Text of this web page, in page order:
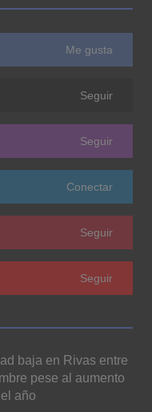
Me gusta
Seguir
Seguir
Conectar
Seguir
Seguir
baja en Rivas entre
pese al aumento
año